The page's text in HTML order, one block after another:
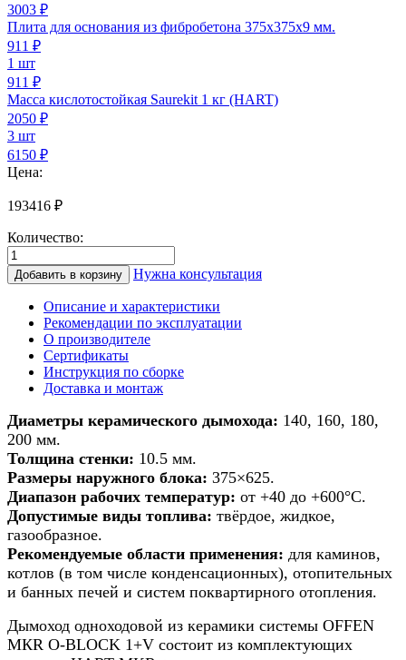
3003 ₽
Плита для основания из фибробетона 375х375х9 мм.
911 ₽
1 шт
911 ₽
Масса кислотостойкая Saurekit 1 кг (HART)
2050 ₽
3 шт
6150 ₽
Цена:
193416 ₽
Количество:
Количество
товара
Дымоход
керамики
банной
печи/
печи/
камина/
котла
d
140мм
h
5м
Добавить в корзину Нужна консультация
Описание и характеристики
Рекомендации по эксплуатации
О производителе
Сертификаты
Инструкция по сборке
Доставка и монтаж
Диаметры керамического дымохода: 140, 160, 180,
200 мм.
Толщина стенки: 10.5 мм.
Размеры наружного блока: 375×625.
Диапазон рабочих температур: от +40 до +600°С.
Допустимые виды топлива: твёрдое, жидкое,
газообразное.
Рекомендуемые области применения: для каминов,
котлов (в том числе конденсационных), отопительных
и банных печей и систем поквартирного отопления.
Дымоход одноходовой из керамики системы OFFEN
МКR O-BLOCK 1+V состоит из комплектующих